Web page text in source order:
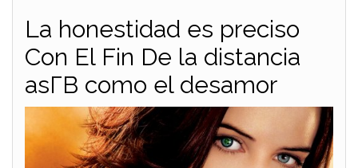
La honestidad es preciso
Con El Fin De la distancia
asГ­В­ como el desamor